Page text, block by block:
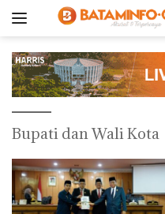
Bupati dan Wali Kota